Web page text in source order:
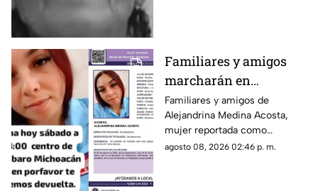
Familiares y amigos
marcharán en
Tacámbaro para exigir
la localización de
Alejandrina Medina
Familiares y amigos de
Alejandrina Medina Acosta,
mujer reportada como
desaparecida en Tacámbaro,
agosto 08, 2026 02:46 p. m.